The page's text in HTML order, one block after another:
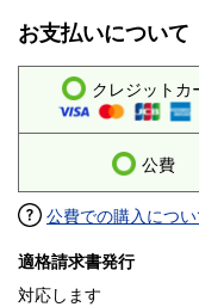
お支払いについて
クレジットカ
公費
公費での購入につい
適格請求書発行
対応します